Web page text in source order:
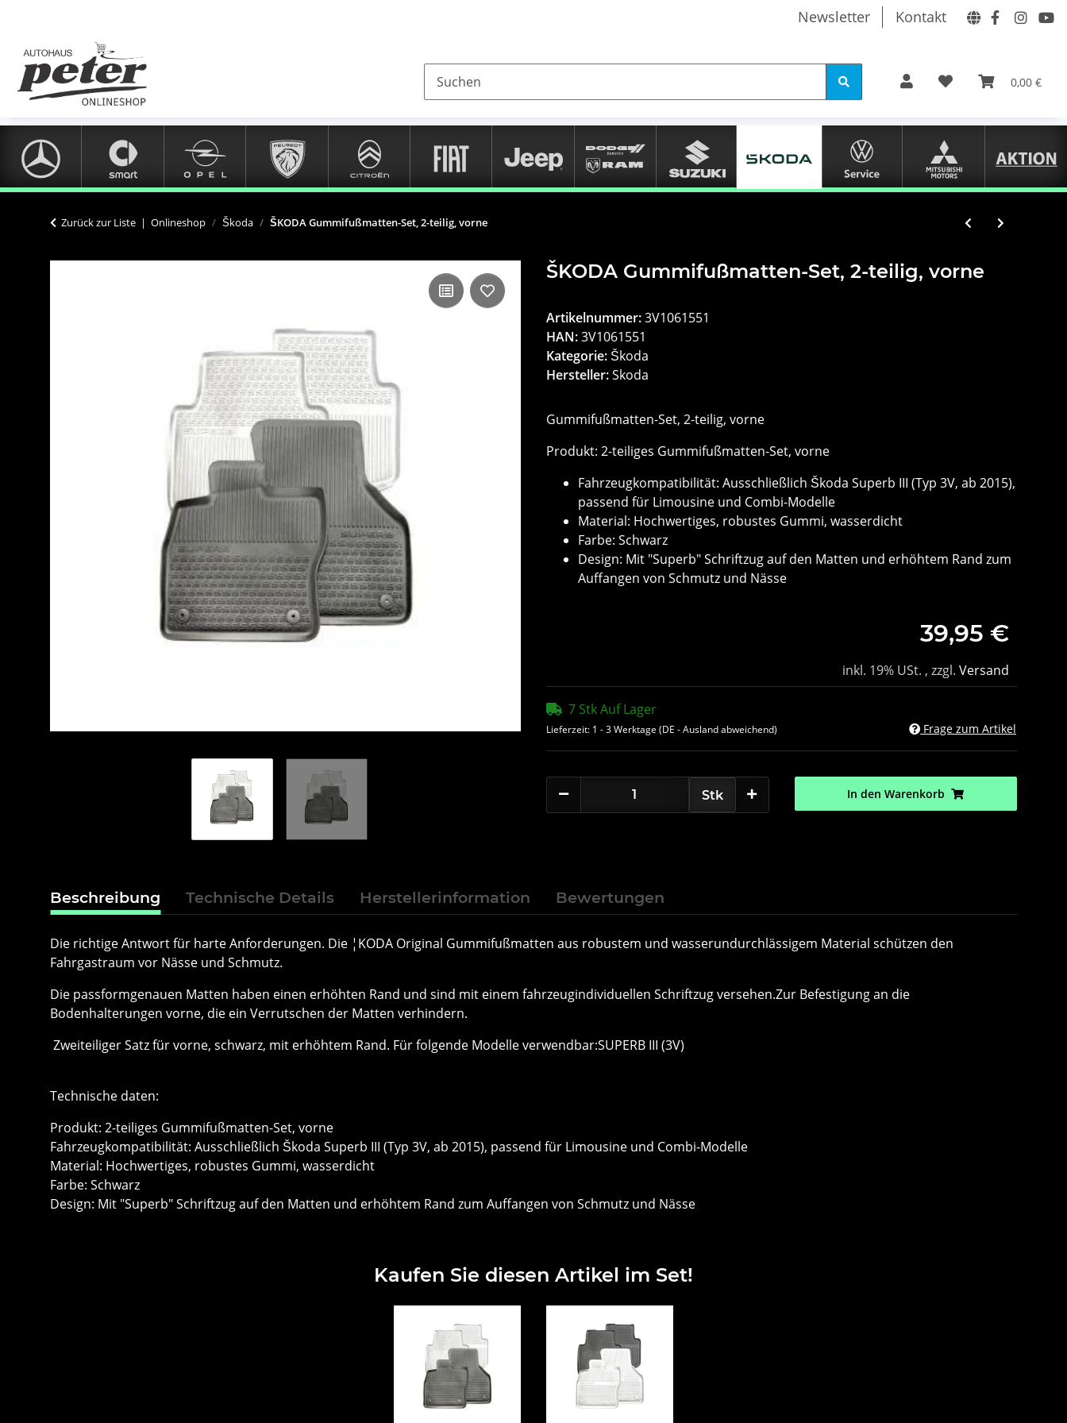
Newsletter Kontakt
0,00 €
Zurück zur Liste Onlineshop Škoda ŠKODA Gummifußmatten-Set, 2-teilig, vorne
ŠKODA Gummifußmatten-Set, 2-teilig, vorne
Artikelnummer:3V1061551
HAN:3V1061551
Kategorie: Škoda
Hersteller:Skoda
Gummifußmatten-Set, 2-teilig, vorne
Produkt: 2-teiliges Gummifußmatten-Set, vorne
Fahrzeugkompatibilität: Ausschließlich Škoda Superb III (Typ 3V, ab 2015),
passend für Limousine und Combi-Modelle
Material: Hochwertiges, robustes Gummi, wasserdicht
Farbe: Schwarz
Design: Mit "Superb" Schriftzug auf den Matten und erhöhtem Rand zum
Auffangen von Schmutz und Nässe
39,95 €
inkl. 19% USt. , zzgl. Versand
7 Stk Auf Lager
Lieferzeit: 1 - 3 Werktage (DE - Ausland abweichend) Frage zum Artikel
Stk In den Warenkorb
Beschreibung Technische Details Herstellerinformation Bewertungen
Die richtige Antwort für harte Anforderungen. Die ¦KODA Original Gummifußmatten aus robustem und wasserundurchlässigem Material schützen den
Fahrgastraum vor Nässe und Schmutz.
Die passformgenauen Matten haben einen erhöhten Rand und sind mit einem fahrzeugindividuellen Schriftzug versehen.Zur Befestigung an die
Bodenhalterungen vorne, die ein Verrutschen der Matten verhindern.
Zweiteiliger Satz für vorne, schwarz, mit erhöhtem Rand. Für folgende Modelle verwendbar:SUPERB III (3V)
Technische daten:
Produkt: 2-teiliges Gummifußmatten-Set, vorne
Fahrzeugkompatibilität: Ausschließlich Škoda Superb III (Typ 3V, ab 2015), passend für Limousine und Combi-Modelle
Material: Hochwertiges, robustes Gummi, wasserdicht
Farbe: Schwarz
Design: Mit "Superb" Schriftzug auf den Matten und erhöhtem Rand zum Auffangen von Schmutz und Nässe
Kaufen Sie diesen Artikel im Set!